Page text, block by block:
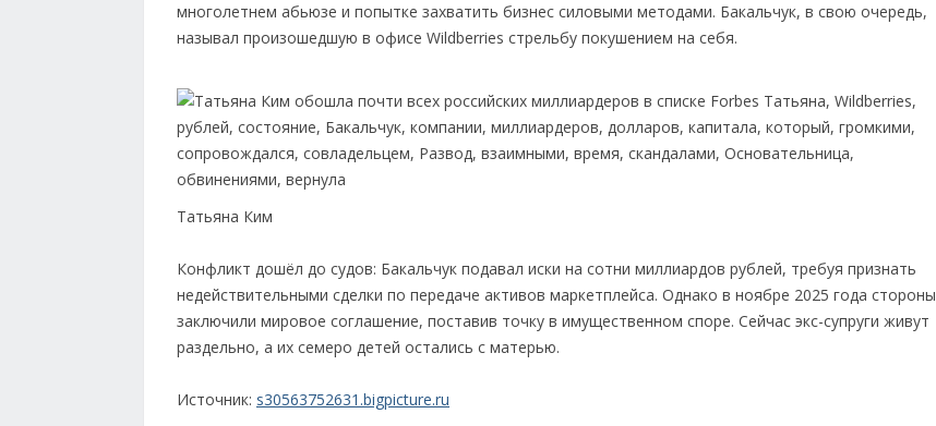
многолетнем абьюзе и попытке захватить бизнес силовыми методами. Бакальчук, в свою очередь,
называл произошедшую в офисе Wildberries стрельбу покушением на себя.
Татьяна Ким
Конфликт дошёл до судов: Бакальчук подавал иски на сотни миллиардов рублей, требуя признать
недействительными сделки по передаче активов маркетплейса. Однако в ноябре 2025 года стороны
заключили мировое соглашение, поставив точку в имущественном споре. Сейчас экс-супруги живут
раздельно, а их семеро детей остались с матерью.
Источник: s30563752631.bigpicture.ru